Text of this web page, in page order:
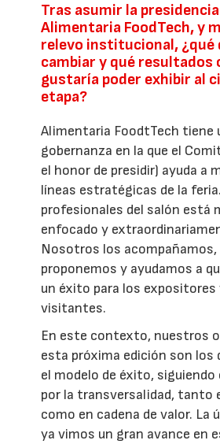
Tras asumir la
Alimentaria FoodTech, y
relevo institucional, ¿qué
cambiar y qué resultados
gustaría poder exhibir al
etapa?
Alimentaria FoodtTech tiene
gobernanza en la que el
el honor de presidir) ayuda a
líneas estratégicas de la
profesionales del salón está
enfocado y
Nosotros los acompañamos,
proponemos y ayudamos a
un éxito para los expositores
visitantes.
En este contexto, nuestros
esta próxima edición son los
el modelo de éxito, siguiendo
por la transversalidad, tanto
como en cadena de valor. La
ya vimos un gran avance en